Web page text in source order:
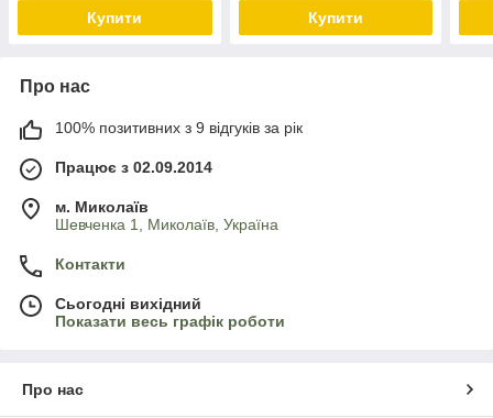
Купити Купити
Про нас
100% позитивних з 9 відгуків за рік
Працює з 02.09.2014
м. Миколаїв
Шевченка 1, Миколаїв, Україна
Контакти
Сьогодні вихідний
Показати весь графік роботи
Про нас